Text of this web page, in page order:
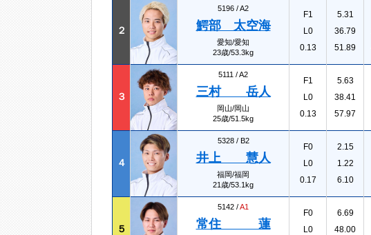
２
5196 /A2
鰐部 太空海
愛知/愛知
23歳/53.3kg
F1
L0
0.13
5.31
36.79
51.89
３
5111 /A2
三村 岳人
岡山/岡山
25歳/51.5kg
F1
L0
0.13
5.63
38.41
57.97
４
5328 / B2
井上 慧人
福岡/福岡
21歳/53.1kg
F0
L0
0.17
2.15
1.22
6.10
５
5142 /A1
常住 蓮
F0
L0
6.69
48.00